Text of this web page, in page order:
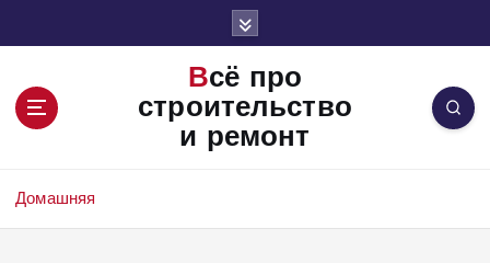
Всё про
строительство
и ремонт
Домашняя